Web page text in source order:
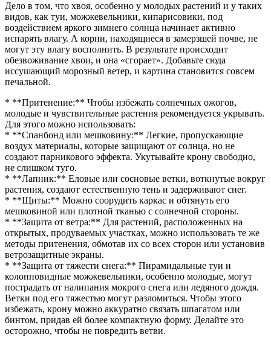
Дело в том, что хвоя, особенно у молодых растений и у таких
видов, как туи, можжевельники, кипарисовики, под
воздействием яркого зимнего солнца начинает активно
испарять влагу. А корни, находящиеся в замерзшей почве, не
могут эту влагу восполнить. В результате происходит
обезвоживание хвои, и она «сгорает». Добавьте сюда
иссушающий морозный ветер, и картина становится совсем
печальной.
* **Притенение:** Чтобы избежать солнечных ожогов,
молодые и чувствительные растения рекомендуется укрывать.
Для этого можно использовать:
* **Спанбонд или мешковину:** Легкие, пропускающие
воздух материалы, которые защищают от солнца, но не
создают парникового эффекта. Укутывайте крону свободно,
не слишком туго.
* **Лапник:** Еловые или сосновые ветки, воткнутые вокруг
растения, создают естественную тень и задерживают снег.
* **Щиты:** Можно соорудить каркас и обтянуть его
мешковиной или плотной тканью с солнечной стороны.
* **Защита от ветра:** Для растений, расположенных на
открытых, продуваемых участках, можно использовать те же
методы притенения, обмотав их со всех сторон или установив
ветрозащитные экраны.
* **Защита от тяжести снега:** Пирамидальные туи и
колонновидные можжевельники, особенно молодые, могут
пострадать от налипания мокрого снега или ледяного дождя.
Ветки под его тяжестью могут разломиться. Чтобы этого
избежать, крону можно аккуратно связать шпагатом или
бинтом, придав ей более компактную форму. Делайте это
осторожно, чтобы не повредить ветви.